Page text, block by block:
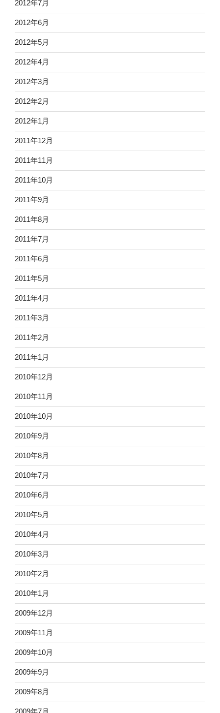
2012年7月
2012年6月
2012年5月
2012年4月
2012年3月
2012年2月
2012年1月
2011年12月
2011年11月
2011年10月
2011年9月
2011年8月
2011年7月
2011年6月
2011年5月
2011年4月
2011年3月
2011年2月
2011年1月
2010年12月
2010年11月
2010年10月
2010年9月
2010年8月
2010年7月
2010年6月
2010年5月
2010年4月
2010年3月
2010年2月
2010年1月
2009年12月
2009年11月
2009年10月
2009年9月
2009年8月